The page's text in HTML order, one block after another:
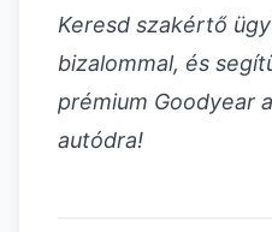
Keresd szakértő
bizalommal, és
prémium Goodyear
autódra!